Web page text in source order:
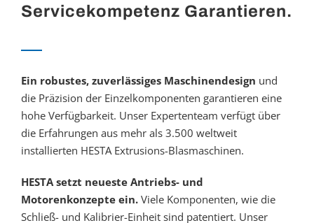
Servicekompetenz Garantieren.
Ein robustes, zuverlässiges Maschinendesign und
die Präzision der Einzelkomponenten garantieren eine
hohe Verfügbarkeit. Unser Expertenteam verfügt über
die Erfahrungen aus mehr als 3.500 weltweit
installierten HESTA Extrusions-Blasmaschinen.
HESTA setzt neueste Antriebs- und
Motorenkonzepte ein.Viele Komponenten, wie die
Schließ- und Kalibrier-Einheit sind patentiert. Unser